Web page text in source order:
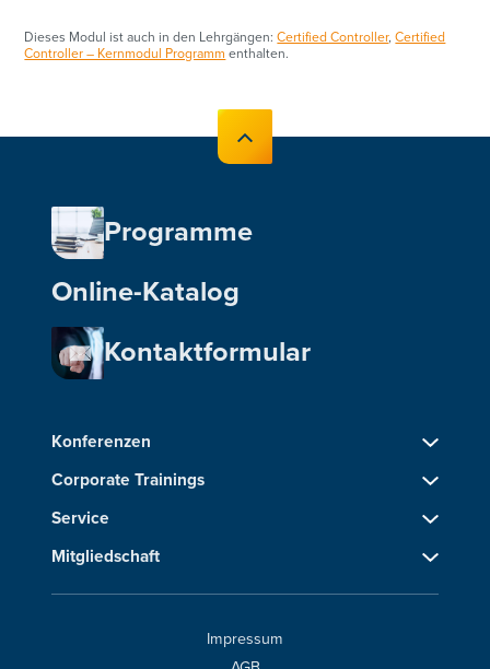
Dieses Modul ist auch in den Lehrgängen:Certified Controller,Certified
Controller – Kernmodul Programm enthalten.
Programme
Online-Katalog
Kontaktformular
Konferenzen
Corporate Trainings
Service
Mitgliedschaft
Impressum